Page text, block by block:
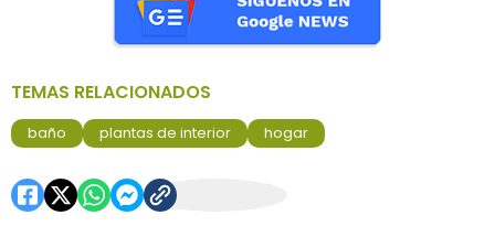
TEMAS RELACIONADOS
baño plantas de interior hogar